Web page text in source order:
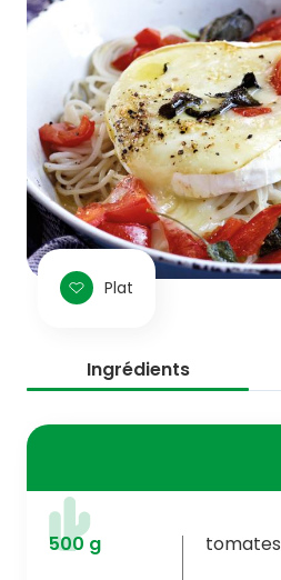
Plat
Ingrédients
500 g
tomates